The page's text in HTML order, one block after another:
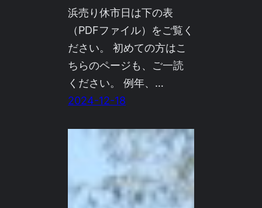
浜売り休市日は下の表
（PDFファイル）をご覧く
ださい。 初めての方はこ
ちらのページも、ご一読
ください。 例年、…
2024-12-18